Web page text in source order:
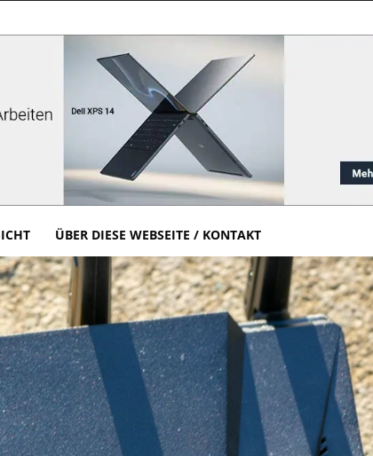
ÜBER DIESE WEBSEITE / KONTAKT